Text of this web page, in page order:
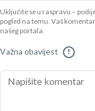
Uključite se u raspravu –
pogled na temu. Vaš
našeg portala.
Važna obavijest !